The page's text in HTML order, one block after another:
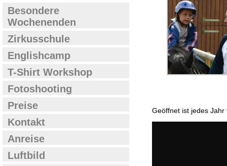
Besondere
Wochenenden
Zirkusschule
Englishcamp
T-Shirt Workshop
Fotoshooting
Preise
Kontakt
Anreise
Luftbild
Geöffnet ist jedes